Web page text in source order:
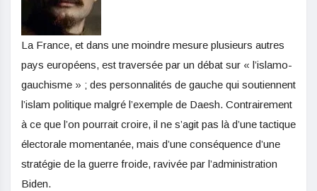
La France, et dans une moindre mesure plusieurs autres
pays européens, est traversée par un débat sur « l’islamo-
gauchisme » ; des personnalités de gauche qui soutiennent
l’islam politique malgré l’exemple de Daesh. Contrairement
à ce que l’on pourrait croire, il ne s’agit pas là d’une tactique
électorale momentanée, mais d’une conséquence d’une
stratégie de la guerre froide, ravivée par l’administration
Biden.